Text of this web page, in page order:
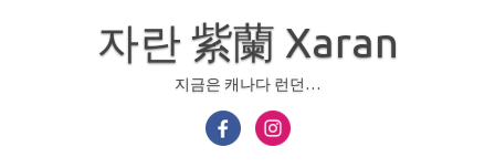
자란 紫蘭 Xaran
지금은 캐나다 런던…